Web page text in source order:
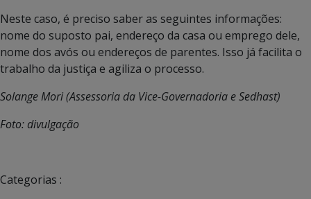
Neste caso, é preciso saber as seguintes informações:
nome do suposto pai, endereço da casa ou emprego dele,
nome dos avós ou endereços de parentes. Isso já facilita o
trabalho da justiça e agiliza o processo.
Solange Mori (Assessoria da Vice-Governadoria e Sedhast)
Foto: divulgação
Categorias :